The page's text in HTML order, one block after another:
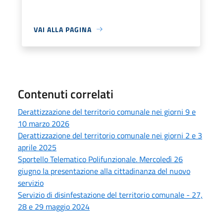
VAI ALLA PAGINA
Contenuti correlati
Derattizzazione del territorio comunale nei giorni 9 e
10 marzo 2026
Derattizzazione del territorio comunale nei giorni 2 e 3
aprile 2025
Sportello Telematico Polifunzionale. Mercoledì 26
giugno la presentazione alla cittadinanza del nuovo
servizio
Servizio di disinfestazione del territorio comunale - 27,
28 e 29 maggio 2024